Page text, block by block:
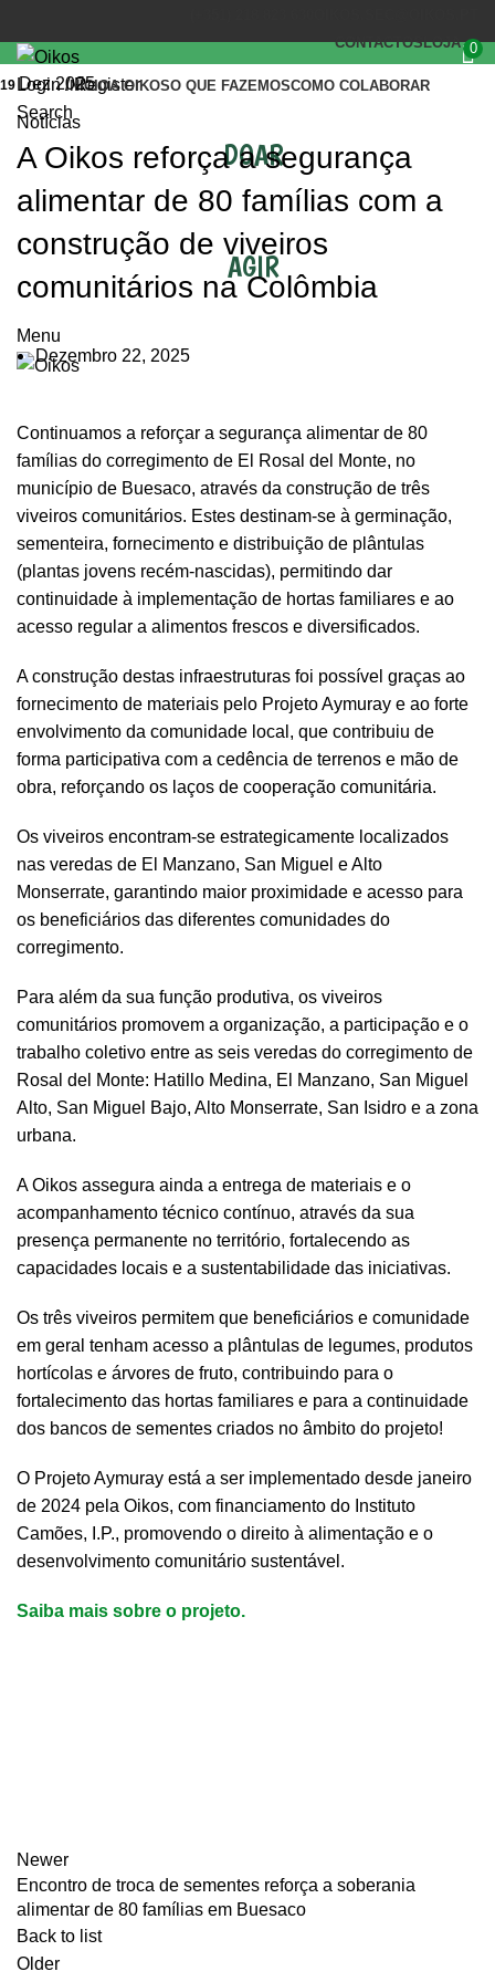
CONTACTOSLOJA 0
Login / Register
Search
INÍCIOA OIKOSO QUE FAZEMOSCOMO COLABORAR
DOAR
AGIR
Menu
Notícias
A Oikos reforça a segurança
alimentar de 80 famílias com a
construção de viveiros
comunitários na Colômbia
Dezembro 22, 2025
19 Dez 2025
Continuamos a reforçar a segurança alimentar de 80
famílias do corregimento de El Rosal del Monte, no
município de Buesaco, através da construção de três
viveiros comunitários. Estes destinam-se à germinação,
sementeira, fornecimento e distribuição de plântulas
(plantas jovens recém-nascidas), permitindo dar
continuidade à implementação de hortas familiares e ao
acesso regular a alimentos frescos e diversificados.
A construção destas infraestruturas foi possível graças ao
fornecimento de materiais pelo Projeto Aymuray e ao forte
envolvimento da comunidade local, que contribuiu de
forma participativa com a cedência de terrenos e mão de
obra, reforçando os laços de cooperação comunitária.
Os viveiros encontram-se estrategicamente localizados
nas veredas de El Manzano, San Miguel e Alto
Monserrate, garantindo maior proximidade e acesso para
os beneficiários das diferentes comunidades do
corregimento.
Para além da sua função produtiva, os viveiros
comunitários promovem a organização, a participação e o
trabalho coletivo entre as seis veredas do corregimento de
Rosal del Monte: Hatillo Medina, El Manzano, San Miguel
Alto, San Miguel Bajo, Alto Monserrate, San Isidro e a zona
urbana.
A Oikos assegura ainda a entrega de materiais e o
acompanhamento técnico contínuo, através da sua
presença permanente no território, fortalecendo as
capacidades locais e a sustentabilidade das iniciativas.
Os três viveiros permitem que beneficiários e comunidade
em geral tenham acesso a plântulas de legumes, produtos
hortícolas e árvores de fruto, contribuindo para o
fortalecimento das hortas familiares e para a continuidade
dos bancos de sementes criados no âmbito do projeto!
O Projeto Aymuray está a ser implementado desde janeiro
de 2024 pela Oikos, com financiamento do Instituto
Camões, I.P., promovendo o direito à alimentação e o
desenvolvimento comunitário sustentável.
Saiba mais sobre o projeto.
Newer
Encontro de troca de sementes reforça a soberania
alimentar de 80 famílias em Buesaco
Back to list
Older